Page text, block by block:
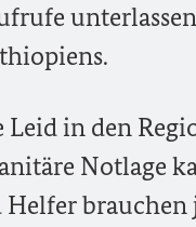
Leid in den
Notlage